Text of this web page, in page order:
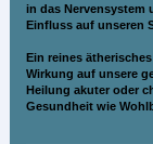
in das Nervensystem
Einfluss auf unseren
Ein reines
Wirkung auf unsere
Heilung akuter oder
Gesundheit wie